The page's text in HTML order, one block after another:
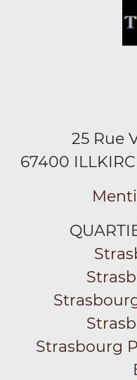
25 Rue
67400
Strasbourg